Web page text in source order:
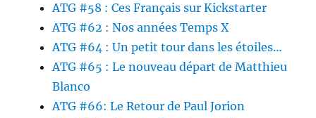
ATG #58 : Ces Français sur Kickstarter
ATG #62 : Nos années Temps X
ATG #64 : Un petit tour dans les étoiles…
ATG #65 : Le nouveau départ de Matthieu
Blanco
ATG #66: Le Retour de Paul Jorion